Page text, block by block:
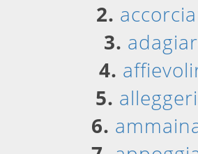
2.
3.
4.
5.
6.